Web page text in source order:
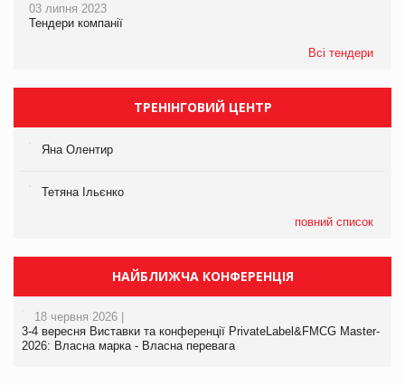
03 липня 2023
Тендери компанії
Всі тендери
ТРЕНІНГОВИЙ ЦЕНТР
Яна Олентир
Тетяна Ільєнко
повний список
НАЙБЛИЖЧА КОНФЕРЕНЦІЯ
18 червня 2026 |
3-4 вересня Виставки та конференції PrivateLabel&FMCG Master-
2026: Власна марка - Власна перевага